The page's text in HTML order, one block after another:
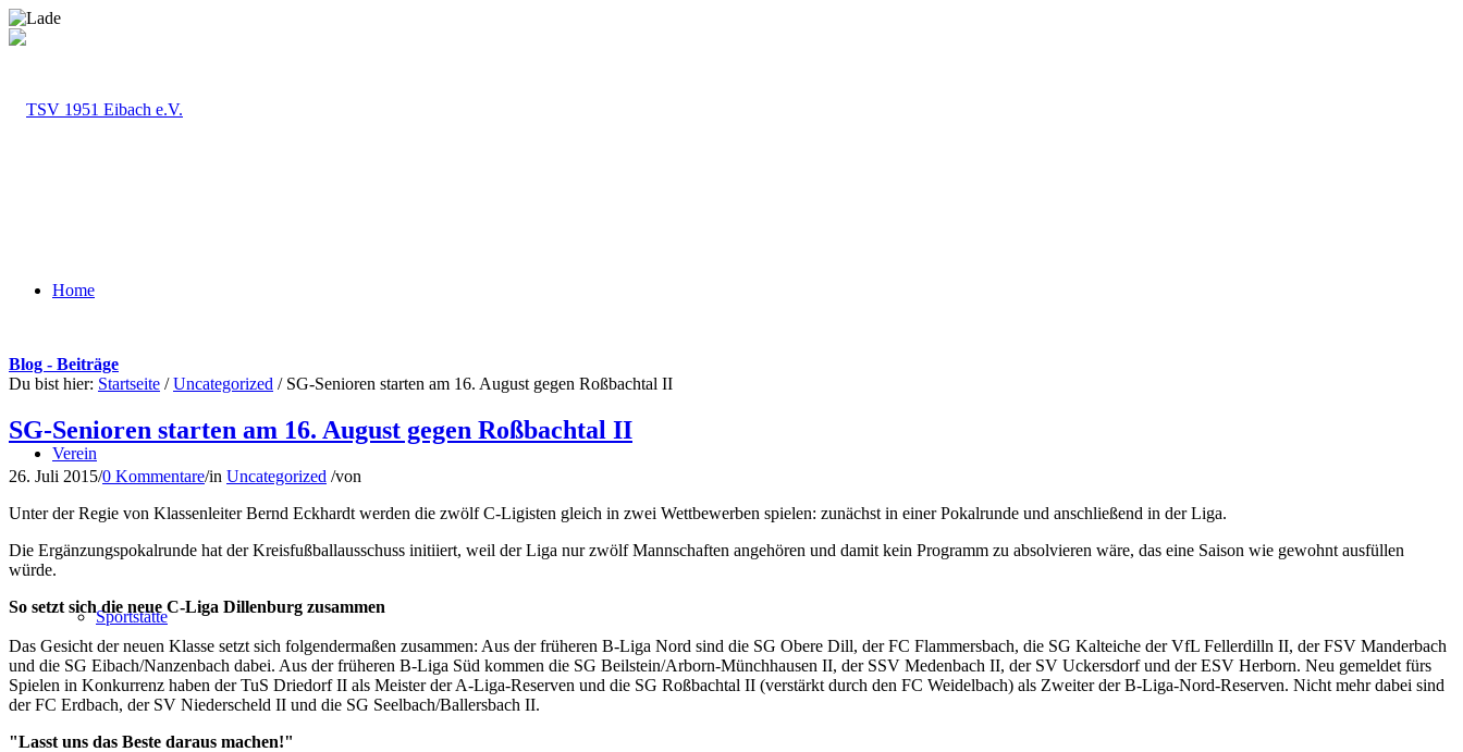
Home
Verein
Sportstätte
Blog - Beiträge
Du bist hier: Startseite / Uncategorized / SG-Senioren starten am 16. August gegen Roßbachtal II
SG-Senioren starten am 16. August gegen Roßbachtal II
26. Juli 2015/0 Kommentare/in Uncategorized /von
Unter der Regie von Klassenleiter Bernd Eckhardt werden die zwölf C-Ligisten gleich in zwei Wettbewerben spielen: zunächst in einer Pokalrunde und anschließend in der Liga.
Die Ergänzungspokalrunde hat der Kreisfußballausschuss initiiert, weil der Liga nur zwölf Mannschaften angehören und damit kein Programm zu absolvieren wäre, das eine Saison wie gewohnt ausfüllen
würde.
So setzt sich die neue C-Liga Dillenburg zusammen
Das Gesicht der neuen Klasse setzt sich folgendermaßen zusammen: Aus der früheren B-Liga Nord sind die SG Obere Dill, der FC Flammersbach, die SG Kalteiche der VfL Fellerdilln II, der FSV Manderbach
und die SG Eibach/Nanzenbach dabei. Aus der früheren B-Liga Süd kommen die SG Beilstein/Arborn-Münchhausen II, der SSV Medenbach II, der SV Uckersdorf und der ESV Herborn. Neu gemeldet fürs
Spielen in Konkurrenz haben der TuS Driedorf II als Meister der A-Liga-Reserven und die SG Roßbachtal II (verstärkt durch den FC Weidelbach) als Zweiter der B-Liga-Nord-Reserven. Nicht mehr dabei sind
der FC Erdbach, der SV Niederscheld II und die SG Seelbach/Ballersbach II.
"Lasst uns das Beste daraus machen!"